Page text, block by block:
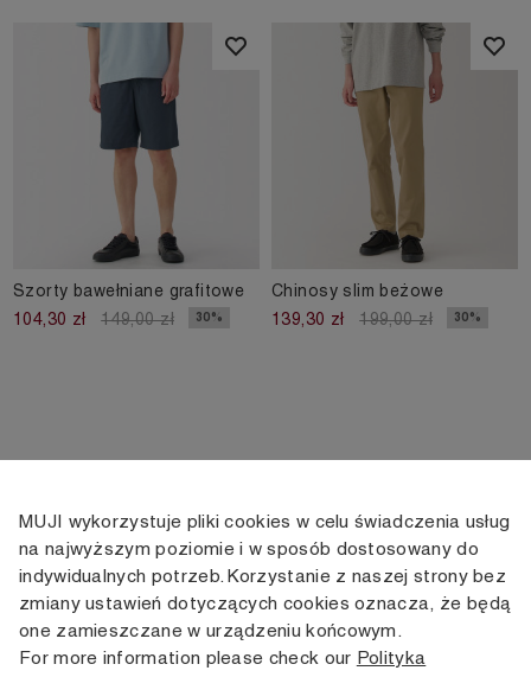
Szorty bawełniane grafitowe
104,30 zł
149,00 zł 30%
Chinosy slim beżowe
139,30 zł
199,00 zł 30%
KONTAKT
+48 505 166 958
zamowienia@muji.com.pl
Infolinia czynna
KONTO
Moje konto
Historia
INFORMACJE
Dostawa
Regulamin
MUJI wykorzystuje pliki cookies w celu świadczenia usług
na najwyższym poziomie i w sposób dostosowany do
indywidualnych potrzeb. Korzystanie z naszej strony bez
zmiany ustawień dotyczących cookies oznacza, że będą
one zamieszczane w urządzeniu końcowym.
For more information please check our Polityka